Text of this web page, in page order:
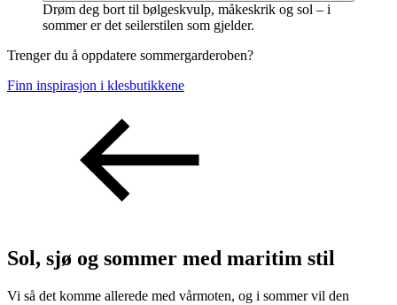
Drøm deg bort til bølgeskvulp, måkeskrik og sol – i
sommer er det seilerstilen som gjelder.
Trenger du å oppdatere sommergarderoben?
Finn inspirasjon i klesbutikkene
Sol, sjø og sommer med maritim stil
Vi så det komme allerede med vårmoten, og i sommer vil den